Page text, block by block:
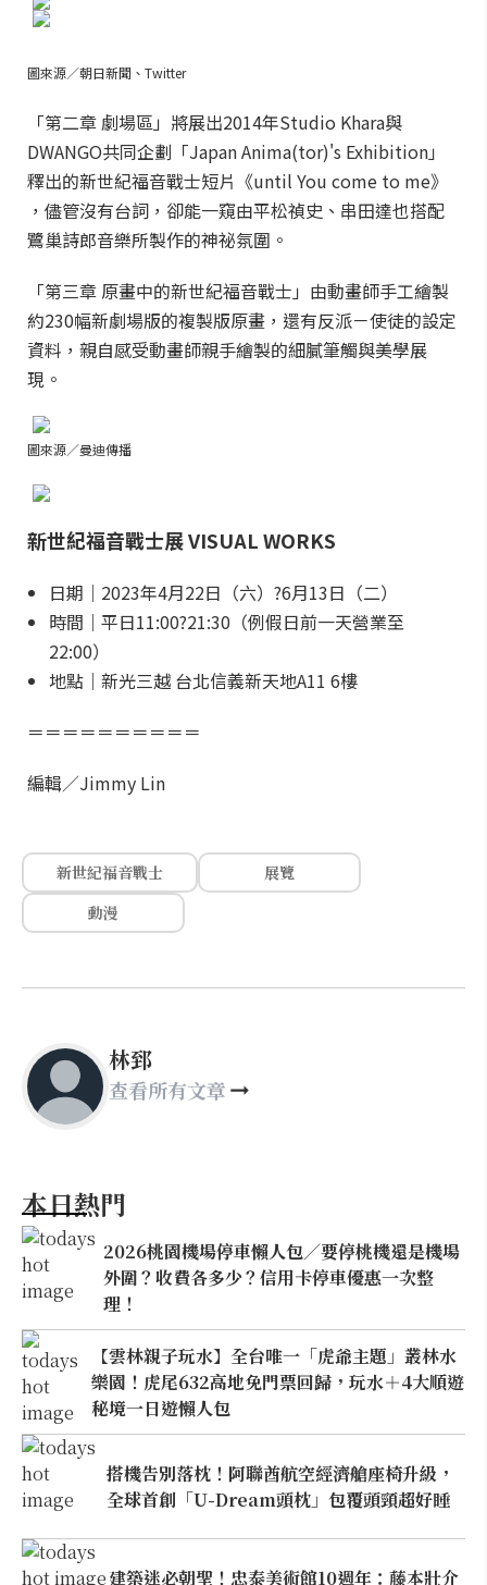
圖來源／朝日新聞、Twitter
「第二章 劇場區」將展出2014年Studio Khara與
DWANGO共同企劃「Japan Anima(tor)'s Exhibition」
釋出的新世紀福音戰士短片《until You come to me》
，儘管沒有台詞，卻能一窺由平松禎史、串田達也搭配
鷺巢詩郎音樂所製作的神祕氛圍。
「第三章 原畫中的新世紀福音戰士」由動畫師手工繪製
約230幅新劇場版的複製版原畫，還有反派－使徒的設定
資料，親自感受動畫師親手繪製的細膩筆觸與美學展
現。
圖來源／曼迪傳播
新世紀福音戰士展 VISUAL WORKS
日期｜2023年4月22日（六）?6月13日（二）
時間｜平日11:00?21:30（例假日前一天營業至
22:00）
地點｜新光三越 台北信義新天地A11 6樓
＝＝＝＝＝＝＝＝＝＝
編輯／Jimmy Lin
新世紀福音戰士
展覽
動漫
林郅
查看所有文章
本日熱門
2026桃園機場停車懶人包／要停桃機還是機場
外圍？收費各多少？信用卡停車優惠一次整
理！
【雲林親子玩水】全台唯一「虎爺主題」叢林水
樂園！虎尾632高地免門票回歸，玩水＋4大順遊
秘境一日遊懶人包
搭機告別落枕！阿聯酋航空經濟艙座椅升級，
全球首創「U-Dream頭枕」包覆頭頸超好睡
建築迷必朝聖！忠泰美術館10週年：藤本壯介